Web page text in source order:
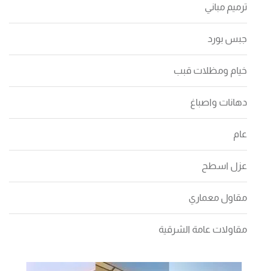
ترميم مباني
جبس بورد
خيام ومظلات قبب
دهانات واصباغ
عام
عزل اسطح
مقاول معماري
مقاولات عامة الشرقية